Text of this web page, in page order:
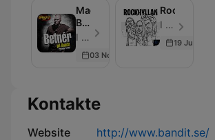
Magnus
Betnér
Podcast
I LIKE RADIO - Folge 29
03 Nov 2015
Rockhyllan
I LIKE RADIO - Folge 187
19 Jun 2026
Kontakte
Website
http://www.bandit.se/